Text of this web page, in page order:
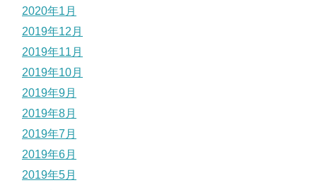
2020年1月
2019年12月
2019年11月
2019年10月
2019年9月
2019年8月
2019年7月
2019年6月
2019年5月